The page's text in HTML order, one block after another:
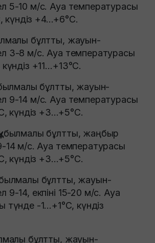
5-10 м/с. Ауа температурасы
күндіз +4...+6°C.
бұлтты, жауын-
3-8 м/с. Ауа температурасы
+11…+13°C.
бұлтты, жауын-
9-14 м/с. Ауа температурасы
күндіз +3...+5°C.
бұлтты, жаңбыр
м/с. Ауа температурасы
күндіз +3...+5°C.
бұлтты, жауын-
14, екпіні 15-20 м/с. Ауа
түнде -1...+1°C, күндіз
бұлтты, жауын-